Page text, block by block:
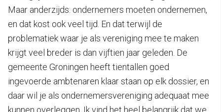
Maar anderzijds: ondernemers moeten ondernemen,
en dat kost ook veel tijd. En dat terwijl de
problematiek waar je als vereniging mee te maken
krijgt veel breder is dan vijftien jaar geleden. De
gemeente Groningen heeft tientallen goed
ingevoerde ambtenaren klaar staan op elk dossier, en
daar wil je als ondernemersvereniging adequaat mee
kunnen overleggen. Ik vind het heel belangrijk dat we